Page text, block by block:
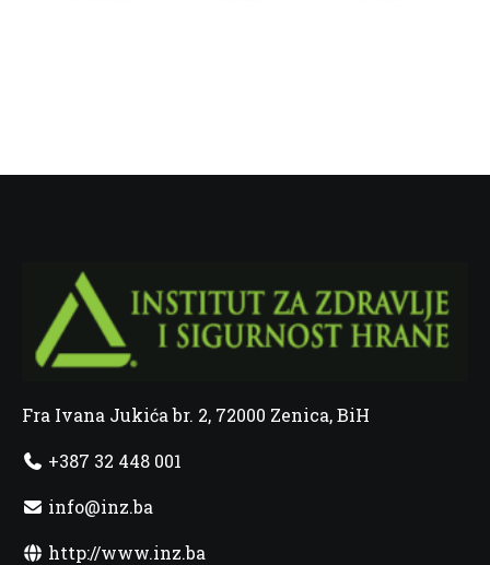
Fra Ivana Jukića br. 2, 72000 Zenica, BiH
+387 32 448 001
info@inz.ba
http://www.inz.ba